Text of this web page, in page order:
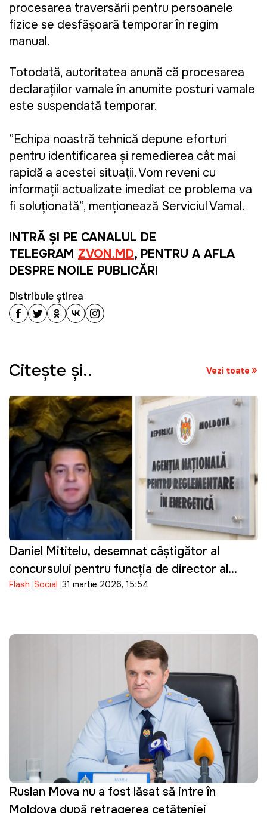
procesarea traversării pentru persoanele
fizice se desfășoară temporar în regim
manual.
Totodată, autoritatea anunță că procesarea
declarațiilor vamale în anumite posturi vamale
este suspendată temporar.
”Echipa noastră tehnică depune eforturi
pentru identificarea și remedierea cât mai
rapidă a acestei situații. Vom reveni cu
informații actualizate imediat ce problema va
fi soluționată”, menționează Serviciul Vamal.
INTRĂ ȘI PE CANALUL DE
TELEGRAM ZVON.MD, PENTRU A AFLA
DESPRE NOILE PUBLICĂRI
Distribuie știrea
Citeşte şi.. Vezi toate
Daniel Mititelu, desemnat câștigător al
concursului pentru funcția de director al
ANRE
Flash Social 31 martie 2026, 15:54
Ruslan Mova nu a fost lăsat să intre în
Moldova după retragerea cetățeniei